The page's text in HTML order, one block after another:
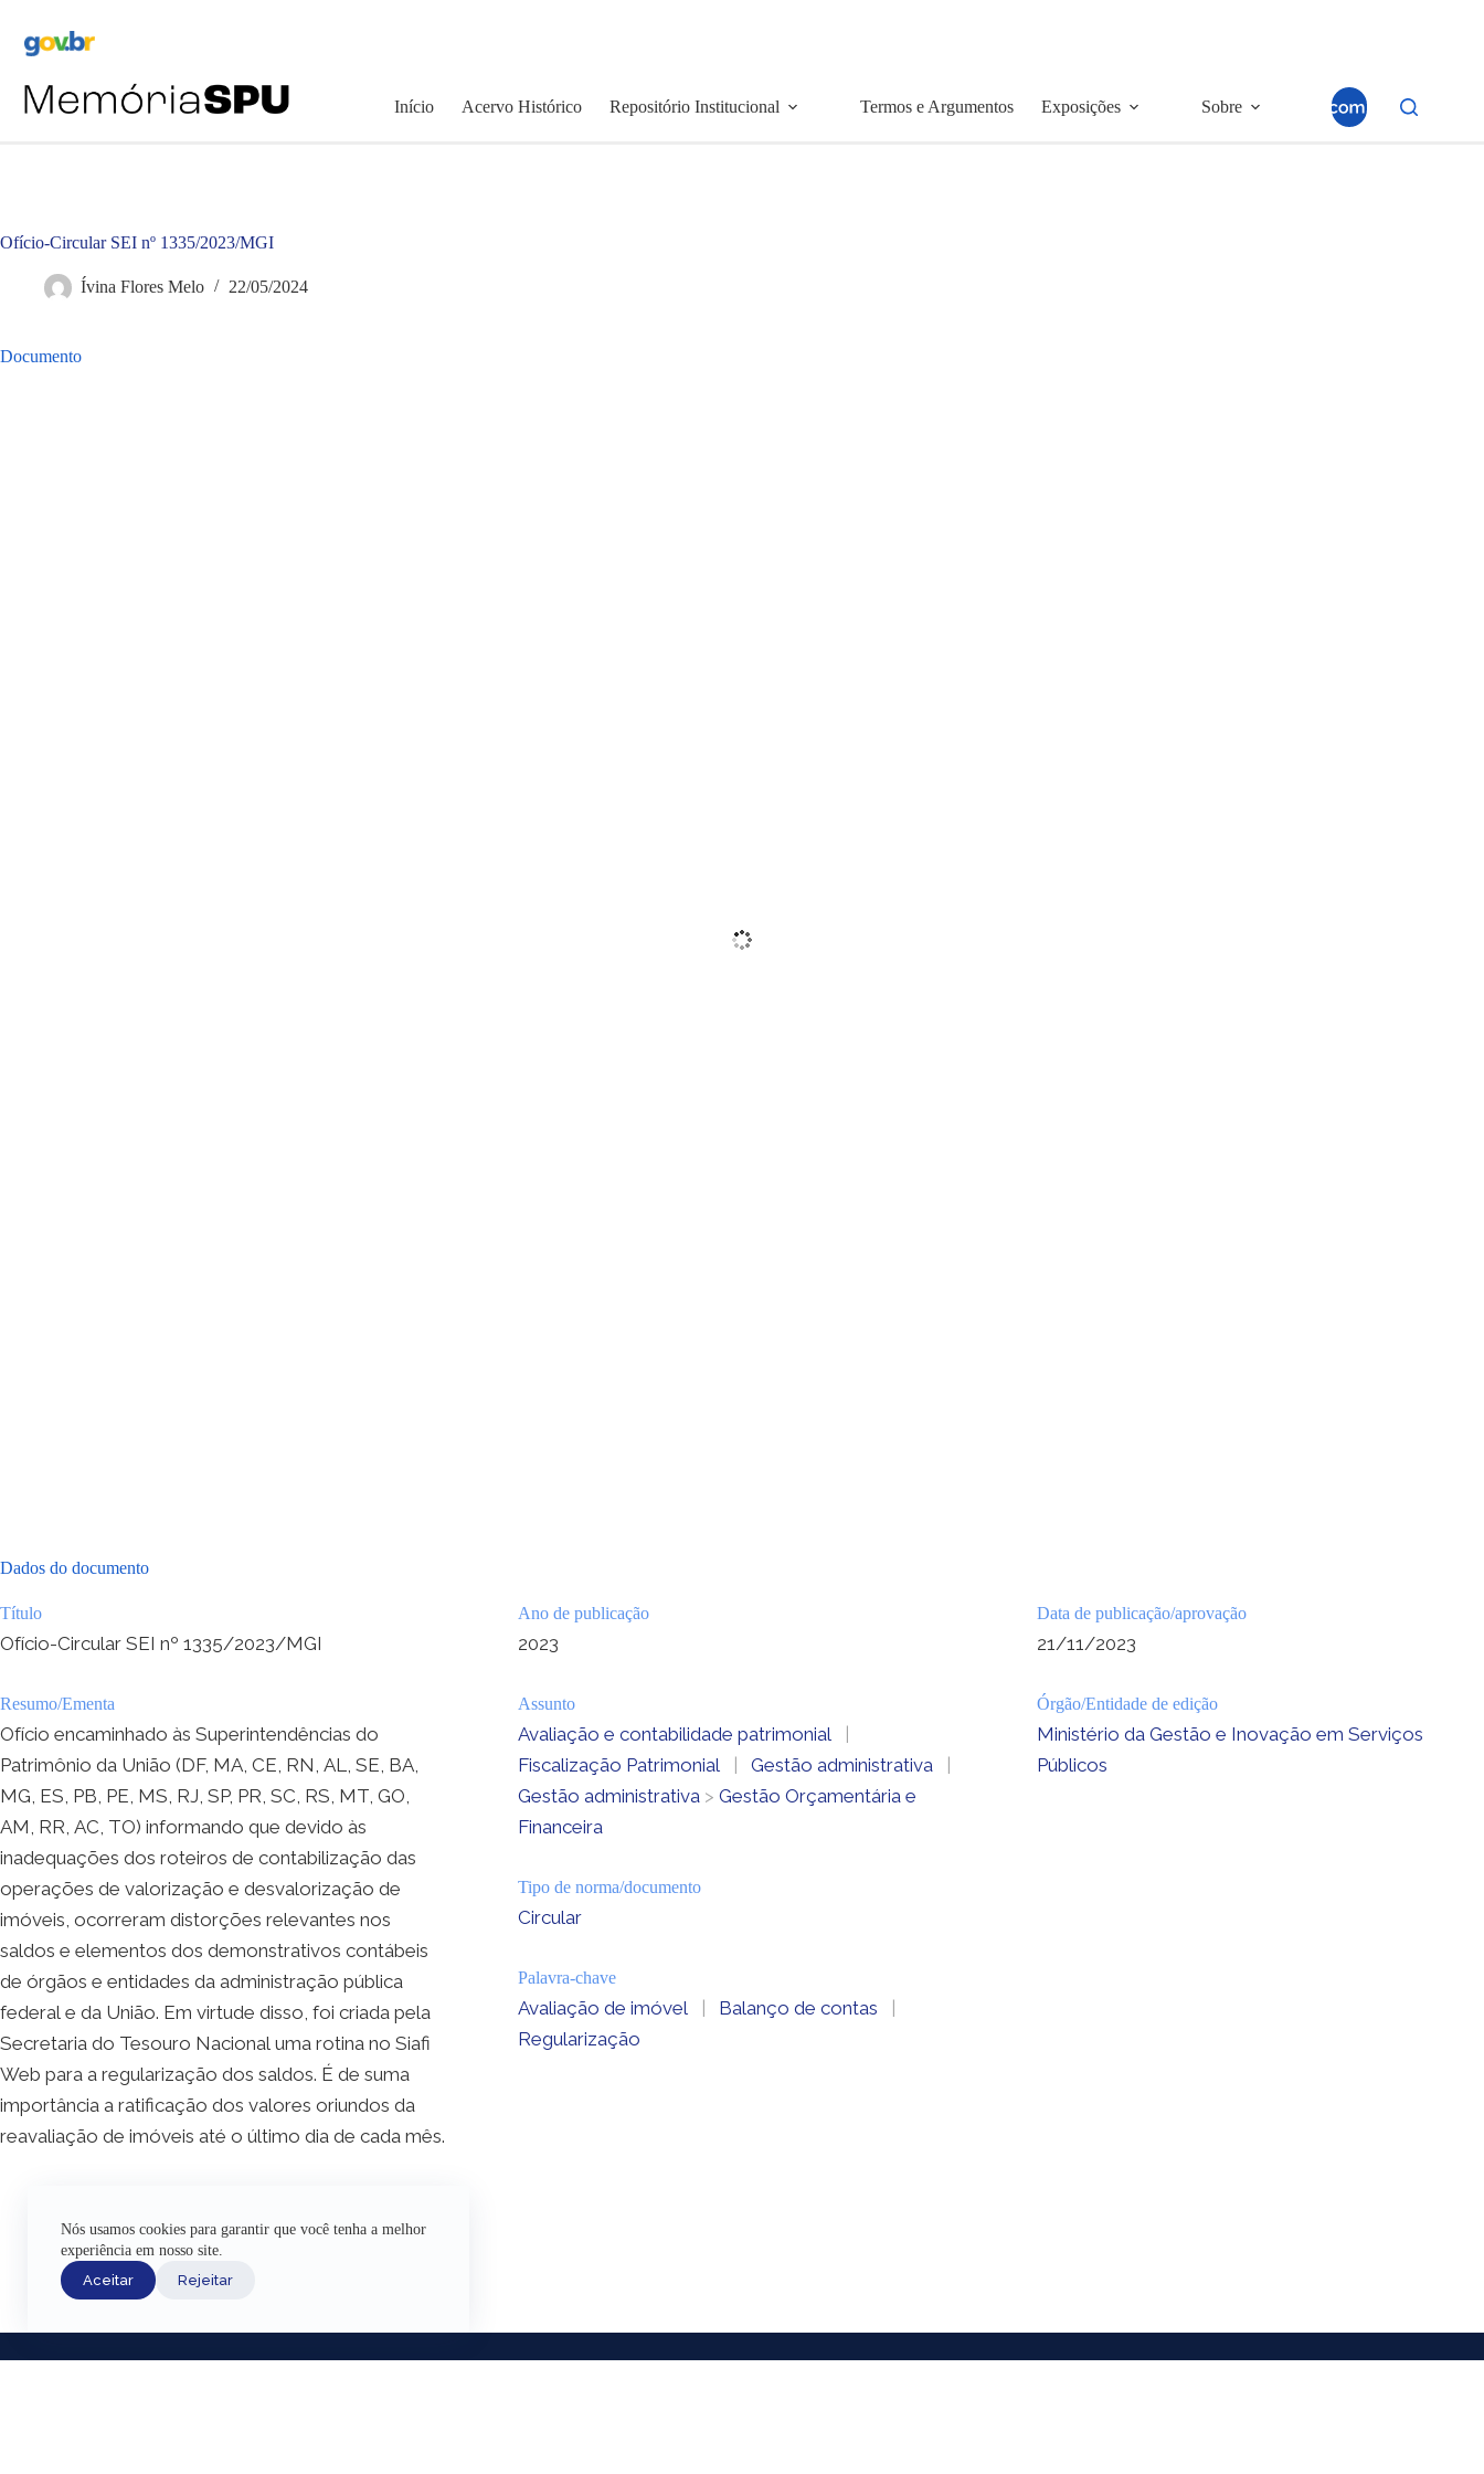
Nós usamos cookies para garantir que você tenha a melhor
experiência em nosso site.
Aceitar
Rejeitar
Início Acervo Histórico Repositório Institucional Termos e Argumentos Exposições Sobre
Ofício-Circular SEI nº 1335/2023/MGI
Ívina Flores Melo 22/05/2024
Documento
Dados do documento
Título
Ofício-Circular SEI nº 1335/2023/MGI
Resumo/Ementa
Ofício encaminhado às Superintendências do
Patrimônio da União (DF, MA, CE, RN, AL, SE, BA,
MG, ES, PB, PE, MS, RJ, SP, PR, SC, RS, MT, GO,
AM, RR, AC, TO) informando que devido às
inadequações dos roteiros de contabilização das
operações de valorização e desvalorização de
imóveis, ocorreram distorções relevantes nos
saldos e elementos dos demonstrativos contábeis
de órgãos e entidades da administração pública
federal e da União. Em virtude disso, foi criada pela
Secretaria do Tesouro Nacional uma rotina no Siafi
Web para a regularização dos saldos. É de suma
importância a ratificação dos valores oriundos da
reavaliação de imóveis até o último dia de cada mês.
Ano de publicação
2023
Assunto
Avaliação e contabilidade patrimonial
|
Fiscalização Patrimonial
| Gestão administrativa
|
Gestão administrativa >Gestão Orçamentária e
Financeira
Tipo de norma/documento
Circular
Palavra-chave
Avaliação de imóvel | Balanço de contas
|
Regularização
Data de publicação/aprovação
21/11/2023
Órgão/Entidade de edição
Ministério da Gestão e Inovação em Serviços
Públicos